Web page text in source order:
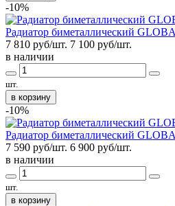
-10%
Радиатор биметаллический
7 810 руб/шт. 7 100 руб/шт.
в наличии
шт.
в корзину
-10%
Радиатор биметаллический
7 590 руб/шт. 6 900 руб/шт.
в наличии
шт.
в корзину